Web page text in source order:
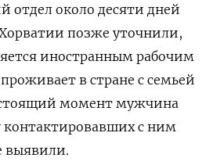
отдел около десяти дней
позже уточнили,
иностранным рабочим
в стране с семьей
момент мужчина
контактировавших с ним
выявили.